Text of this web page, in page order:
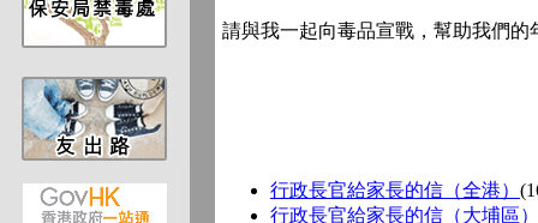
請與我一起向毒品宣戰，幫助我們的
行政長官給家長的信（全港）
行政長官給家長的信（大埔區）